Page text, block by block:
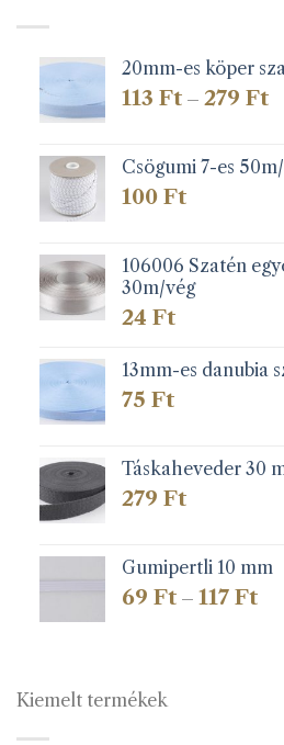
20mm-es köper
113 Ft – 279 Ft
Csögumi 7-es
100 Ft
106006 Szatén
30m/vég
24 Ft
13mm-es danubia
75 Ft
Táskaheveder 30
279 Ft
Gumipertli 10 mm
69 Ft – 117 Ft
Kiemelt termékek